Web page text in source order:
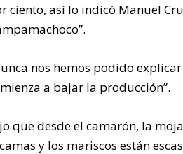
ciento, así lo indicó Manuel
nos hemos podido
a bajar la producción”.
que desde el camarón, la
y los mariscos están